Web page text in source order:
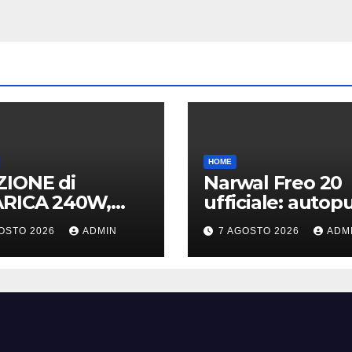
di
240W,
ACCESSORI e
40Gb SBS
2026 ADMIN
HOME
Narwal Freo 20
ufficiale:
in tempo reale
speciale design
tessuto
7 AGOSTO 2026